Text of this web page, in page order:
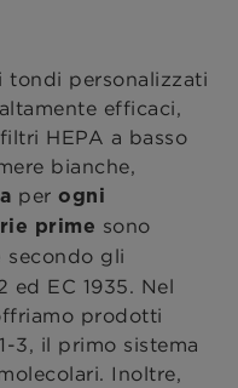
personalizzati
efficaci,
HEPA a basso
bianche,
per ogni
prime sono
secondo gli
ed EC 1935. Nel
prodotti
3, il primo sistema
Inoltre,